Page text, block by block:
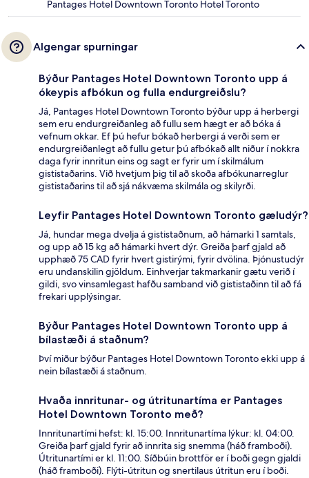
Pantages Hotel Downtown Toronto Hotel Toronto
Algengar spurningar
Býður Pantages Hotel Downtown Toronto upp á
ókeypis afbókun og fulla endurgreiðslu?
Já, Pantages Hotel Downtown Toronto býður upp á herbergi
sem eru endurgreiðanleg að fullu sem hægt er að bóka á
vefnum okkar. Ef þú hefur bókað herbergi á verði sem er
endurgreiðanlegt að fullu getur þú afbókað allt niður í nokkra
daga fyrir innritun eins og sagt er fyrir um í skilmálum
gististaðarins. Við hvetjum þig til að skoða afbókunarreglur
gististaðarins til að sjá nákvæma skilmála og skilyrði.
Leyfir Pantages Hotel Downtown Toronto gæludýr?
Já, hundar mega dvelja á gististaðnum, að hámarki 1 samtals,
og upp að 15 kg að hámarki hvert dýr. Greiða þarf gjald að
upphæð 75 CAD fyrir hvert gistirými, fyrir dvölina. Þjónustudýr
eru undanskilin gjöldum. Einhverjar takmarkanir gætu verið í
gildi, svo vinsamlegast hafðu samband við gististaðinn til að fá
frekari upplýsingar.
Býður Pantages Hotel Downtown Toronto upp á
bílastæði á staðnum?
Því miður býður Pantages Hotel Downtown Toronto ekki upp á
nein bílastæði á staðnum.
Hvaða innritunar- og útritunartíma er Pantages
Hotel Downtown Toronto með?
Innritunartími hefst: kl. 15:00. Innritunartíma lýkur: kl. 04:00.
Greiða þarf gjald fyrir að innrita sig snemma (háð framboði).
Útritunartími er kl. 11:00. Síðbúin brottför er í boði gegn gjaldi
(háð framboði). Flýti-útritun og snertilaus útritun eru í boði.